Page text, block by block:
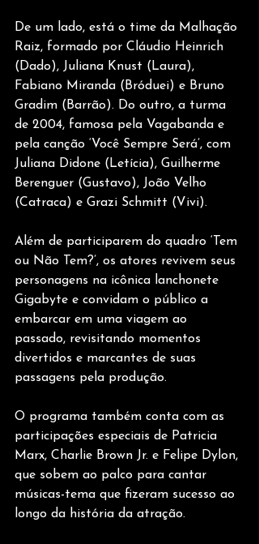
De um lado, está o time da Malhação
Raiz, formado por Cláudio Heinrich
(Dado), Juliana Knust (Laura),
Fabiano Miranda (Bróduei) e Bruno
Gradim (Barrão). Do outro, a turma
de 2004, famosa pela Vagabanda e
pela canção ‘Você Sempre Será’, com
Juliana Didone (Letícia), Guilherme
Berenguer (Gustavo), João Velho
(Catraca) e Grazi Schmitt (Vivi).
Além de participarem do quadro ‘Tem
ou Não Tem?’, os atores revivem seus
personagens na icônica lanchonete
Gigabyte e convidam o público a
embarcar em uma viagem ao
passado, revisitando momentos
divertidos e marcantes de suas
passagens pela produção.
O programa também conta com as
participações especiais de Patricia
Marx, Charlie Brown Jr. e Felipe Dylon,
que sobem ao palco para cantar
músicas-tema que fizeram sucesso ao
longo da história da atração.